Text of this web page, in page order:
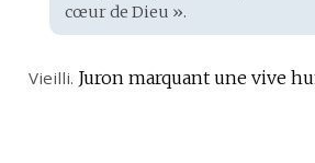
cœur de Dieu ».
Vieilli. Juron marquant une vive